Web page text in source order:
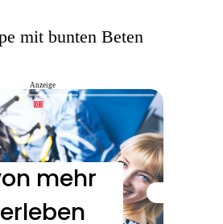
mit bunten Beten
Anzeige